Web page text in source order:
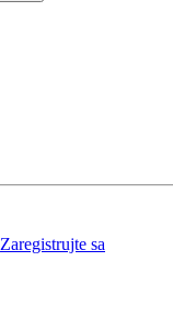
Zaregistrujte sa